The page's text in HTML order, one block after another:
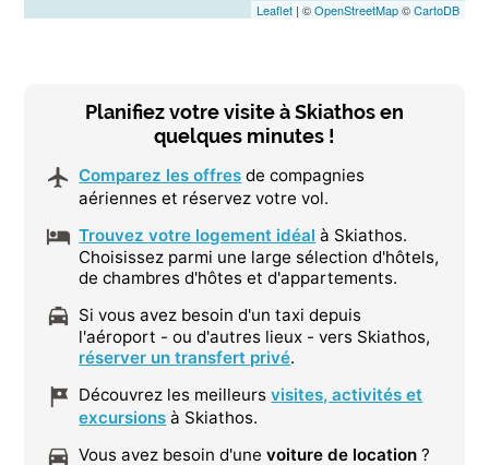
Leaflet| ©OpenStreetMap©CartoDB
Planifiez votre visite à Skiathos en
quelques minutes !
Comparez les offres de compagnies
aériennes et réservez votre vol.
Trouvez votre logement idéal à Skiathos.
Choisissez parmi une large sélection d'hôtels,
de chambres d'hôtes et d'appartements.
Si vous avez besoin d'un taxi depuis
l'aéroport - ou d'autres lieux - vers Skiathos,
réserver un transfert privé.
Découvrez les meilleursvisites, activités et
excursions à Skiathos.
Vous avez besoin d'unevoiture de location ?